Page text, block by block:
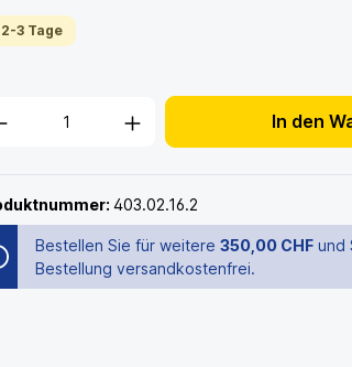
2-3 Tage
In den
403.02.16.2
Bestellen Sie für weitere350,00 CHF und
Bestellung versandkostenfrei.